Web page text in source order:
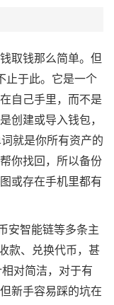
取钱那么简单。但
止于此。它是一个
自己手里，而不是
创建或导入钱包，
就是你所有资产的
你找回，所以备份
或存在手机里都有
安智能链等多条主
款、兑换代币，甚
对简洁，对于有
新手容易踩的坑在